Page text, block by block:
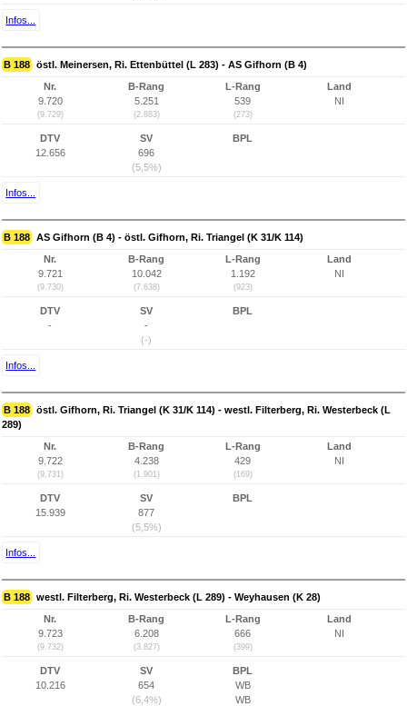
Infos...
B 188 östl. Meinersen, Ri. Ettenbüttel (L 283) - AS Gifhorn (B 4)
Nr.
9.720
(9.729)
B-Rang
5.251
(2.883)
L-Rang
539
(273)
Land
NI
DTV
12.656
SV
696
(5,5%)
BPL
Infos...
B 188 AS Gifhorn (B 4) - östl. Gifhorn, Ri. Triangel (K 31/K 114)
Nr.
9.721
(9.730)
B-Rang
10.042
(7.638)
L-Rang
1.192
(923)
Land
NI
DTV
-
SV
-
(-)
BPL
Infos...
B 188 östl. Gifhorn, Ri. Triangel (K 31/K 114) - westl. Filterberg, Ri. Westerbeck (L
289)
Nr.
9.722
(9.731)
B-Rang
4.238
(1.901)
L-Rang
429
(169)
Land
NI
DTV
15.939
SV
877
(5,5%)
BPL
Infos...
B 188 westl. Filterberg, Ri. Westerbeck (L 289) - Weyhausen (K 28)
Nr.
9.723
(9.732)
B-Rang
6.208
(3.827)
L-Rang
666
(399)
Land
NI
DTV
10.216
SV
654
(6,4%)
BPL
WB
WB